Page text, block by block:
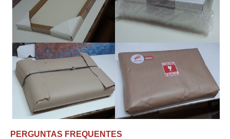
PERGUNTAS FREQUENTES